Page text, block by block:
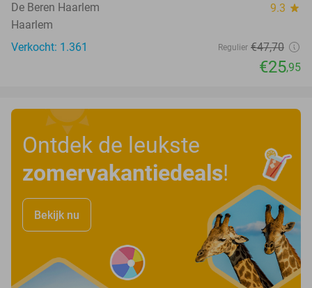
De Beren Haarlem 9.3 star
Haarlem
Verkocht: 1.361
Regulier €47,70
€25,95
Ontdek de leukste
zomervakantiedeals!
Bekijk nu